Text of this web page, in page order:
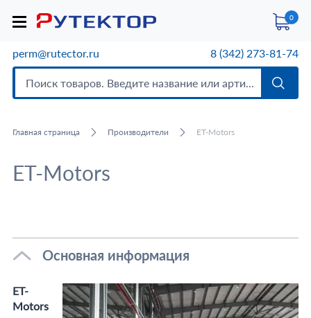
0
perm@rutector.ru 8 (342) 273-81-74
Главная страница Производители ET-Motors
ET-Motors
Основная информация
ET-
Motors